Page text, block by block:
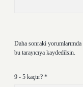
Daha sonraki yorumlarımda
bu tarayıcıya kaydedilsin.
9 - 5 kaçtır? *